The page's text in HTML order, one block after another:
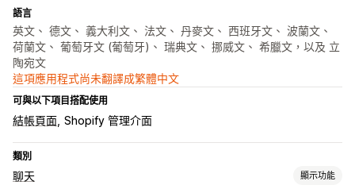
語言
英文、 德文、 義大利文、 法文、 丹麥文、 西班牙文、 波蘭文、
荷蘭文、 葡萄牙文 (葡萄牙)、 瑞典文、 挪威文、 希臘文，以及 立
陶宛文
這項應用程式尚未翻譯成繁體中文
可與以下項目搭配使用
結帳頁面 Shopify 管理介面
類別
聊天 顯示功能